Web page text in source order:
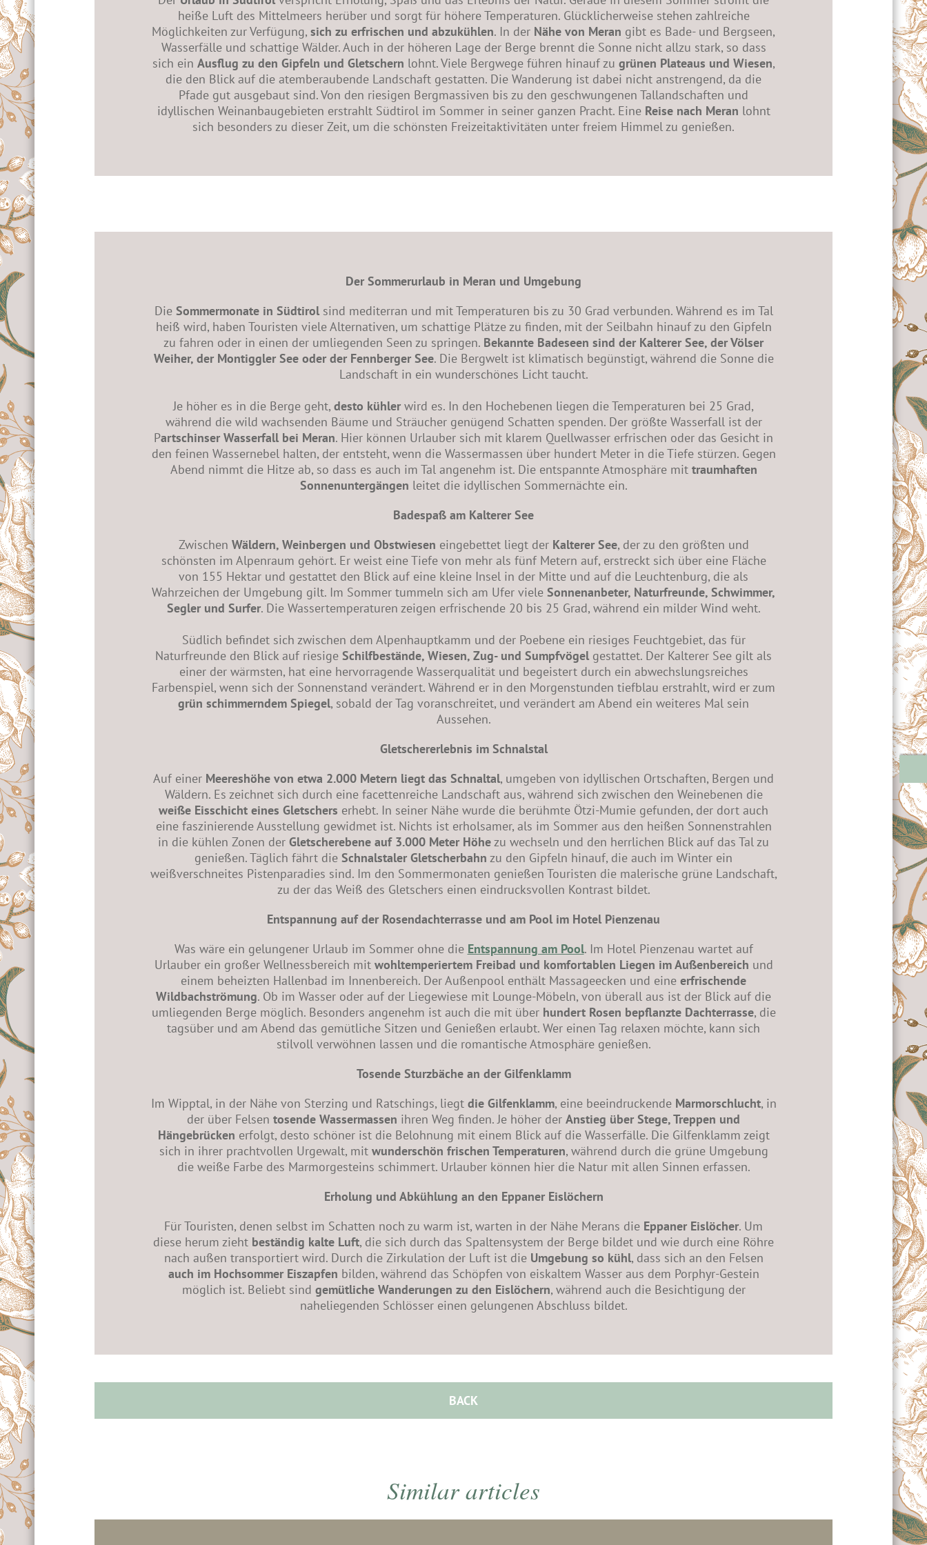
heiße Luft des Mittelmeers herüber und sorgt für höhere Temperaturen. Glücklicherweise stehen zahlreiche
Möglichkeiten zur Verfügung, sich zu erfrischen und abzukühlen. In der Nähe von Meran gibt es Bade- und Bergseen,
Wasserfälle und schattige Wälder. Auch in der höheren Lage der Berge brennt die Sonne nicht allzu stark, so dass
sich ein Ausflug zu den Gipfeln und Gletschern lohnt. Viele Bergwege führen hinauf zu grünen Plateaus und Wiesen,
die den Blick auf die atemberaubende Landschaft gestatten. Die Wanderung ist dabei nicht anstrengend, da die
Pfade gut ausgebaut sind. Von den riesigen Bergmassiven bis zu den geschwungenen Tallandschaften und
idyllischen Weinanbaugebieten erstrahlt Südtirol im Sommer in seiner ganzen Pracht. Eine Reise nach Meran lohnt
sich besonders zu dieser Zeit, um die schönsten Freizeitaktivitäten unter freiem Himmel zu genießen.
Der Sommerurlaub in Meran und Umgebung
Die Sommermonate in Südtirolsind mediterran und mit Temperaturen bis zu 30 Grad verbunden. Während es im Tal
heiß wird, haben Touristen viele Alternativen, um schattige Plätze zu finden, mit der Seilbahn hinauf zu den Gipfeln
zu fahren oder in einen der umliegenden Seen zu springen. Bekannte Badeseen sind der Kalterer See, der Völser
Weiher, der Montiggler See oder der Fennberger See. Die Bergwelt ist klimatisch begünstigt, während die Sonne die
Landschaft in ein wunderschönes Licht taucht.
Je höher es in die Berge geht, desto kühlerwird es. In den Hochebenen liegen die Temperaturen bei 25 Grad,
während die wild wachsenden Bäume und Sträucher genügend Schatten spenden. Der größte Wasserfall ist der
Partschinser Wasserfall bei Meran. Hier können Urlauber sich mit klarem Quellwasser erfrischen oder das Gesicht in
den feinen Wassernebel halten, der entsteht, wenn die Wassermassen über hundert Meter in die Tiefe stürzen. Gegen
Abend nimmt die Hitze ab, so dass es auch im Tal angenehm ist. Die entspannte Atmosphäre mit traumhaften
Sonnenuntergängen leitet die idyllischen Sommernächte ein.
Badespaß am Kalterer See
Zwischen Wäldern, Weinbergen und Obstwiesen eingebettet liegt der Kalterer See, der zu den größten und
schönsten im Alpenraum gehört. Er weist eine Tiefe von mehr als fünf Metern auf, erstreckt sich über eine Fläche
von 155 Hektar und gestattet den Blick auf eine kleine Insel in der Mitte und auf die Leuchtenburg, die als
Wahrzeichen der Umgebung gilt. Im Sommer tummeln sich am Ufer viele Sonnenanbeter, Naturfreunde, Schwimmer,
Segler und Surfer. Die Wassertemperaturen zeigen erfrischende 20 bis 25 Grad, während ein milder Wind weht.
Südlich befindet sich zwischen dem Alpenhauptkamm und der Poebene ein riesiges Feuchtgebiet, das für
Naturfreunde den Blick auf riesige Schilfbestände, Wiesen, Zug- und Sumpfvögel gestattet. Der Kalterer See gilt als
einer der wärmsten, hat eine hervorragende Wasserqualität und begeistert durch ein abwechslungsreiches
Farbenspiel, wenn sich der Sonnenstand verändert. Während er in den Morgenstunden tiefblau erstrahlt, wird er zum
grün schimmerndem Spiegel, sobald der Tag voranschreitet, und verändert am Abend ein weiteres Mal sein
Aussehen.
Gletschererlebnis im Schnalstal
Auf einer Meereshöhe von etwa 2.000 Metern liegt das Schnaltal, umgeben von idyllischen Ortschaften, Bergen und
Wäldern. Es zeichnet sich durch eine facettenreiche Landschaft aus, während sich zwischen den Weinebenen die
weiße Eisschicht eines Gletschers erhebt. In seiner Nähe wurde die berühmte Ötzi-Mumie gefunden, der dort auch
eine faszinierende Ausstellung gewidmet ist. Nichts ist erholsamer, als im Sommer aus den heißen Sonnenstrahlen
in die kühlen Zonen der Gletscherebene auf 3.000 Meter Höhezu wechseln und den herrlichen Blick auf das Tal zu
genießen. Täglich fährt die Schnalstaler Gletscherbahn zu den Gipfeln hinauf, die auch im Winter ein
weißverschneites Pistenparadies sind. Im den Sommermonaten genießen Touristen die malerische grüne Landschaft,
zu der das Weiß des Gletschers einen eindrucksvollen Kontrast bildet.
Entspannung auf der Rosendachterrasse und am Pool im Hotel Pienzenau
Was wäre ein gelungener Urlaub im Sommer ohne die Entspannung am Pool. Im Hotel Pienzenau wartet auf
Urlauber ein großer Wellnessbereich mit wohltemperiertem Freibad und komfortablen Liegen im Außenbereich und
einem beheizten Hallenbad im Innenbereich. Der Außenpool enthält Massageecken und eine erfrischende
Wildbachströmung. Ob im Wasser oder auf der Liegewiese mit Lounge-Möbeln, von überall aus ist der Blick auf die
umliegenden Berge möglich. Besonders angenehm ist auch die mit über hundert Rosen bepflanzte Dachterrasse, die
tagsüber und am Abend das gemütliche Sitzen und Genießen erlaubt. Wer einen Tag relaxen möchte, kann sich
stilvoll verwöhnen lassen und die romantische Atmosphäre genießen.
Tosende Sturzbäche an der Gilfenklamm
Im Wipptal, in der Nähe von Sterzing und Ratschings, liegt die Gilfenklamm, eine beeindruckende Marmorschlucht, in
der über Felsen tosende Wassermassen ihren Weg finden. Je höher der Anstieg über Stege, Treppen und
Hängebrücken erfolgt, desto schöner ist die Belohnung mit einem Blick auf die Wasserfälle. Die Gilfenklamm zeigt
sich in ihrer prachtvollen Urgewalt, mit wunderschön frischen Temperaturen, während durch die grüne Umgebung
die weiße Farbe des Marmorgesteins schimmert. Urlauber können hier die Natur mit allen Sinnen erfassen.
Erholung und Abkühlung an den Eppaner Eislöchern
Für Touristen, denen selbst im Schatten noch zu warm ist, warten in der Nähe Merans die Eppaner Eislöcher. Um
diese herum zieht beständig kalte Luft, die sich durch das Spaltensystem der Berge bildet und wie durch eine Röhre
nach außen transportiert wird. Durch die Zirkulation der Luft ist die Umgebung so kühl, dass sich an den Felsen
auch im Hochsommer Eiszapfen bilden, während das Schöpfen von eiskaltem Wasser aus dem Porphyr-Gestein
möglich ist. Beliebt sind gemütliche Wanderungen zu den Eislöchern, während auch die Besichtigung der
naheliegenden Schlösser einen gelungenen Abschluss bildet.
BACK
Similar articles